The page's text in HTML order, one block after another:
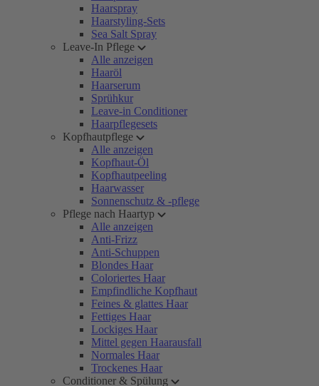
Haarspray
Haarstyling-Sets
Sea Salt Spray
Leave-In Pflege
Alle anzeigen
Haaröl
Haarserum
Sprühkur
Leave-in Conditioner
Haarpflegesets
Kopfhautpflege
Alle anzeigen
Kopfhaut-Öl
Kopfhautpeeling
Haarwasser
Sonnenschutz & -pflege
Pflege nach Haartyp
Alle anzeigen
Anti-Frizz
Anti-Schuppen
Blondes Haar
Coloriertes Haar
Empfindliche Kopfhaut
Feines & glattes Haar
Fettiges Haar
Lockiges Haar
Mittel gegen Haarausfall
Normales Haar
Trockenes Haar
Conditioner & Spülung